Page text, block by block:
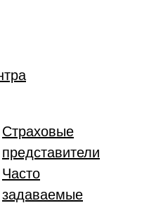
Страховые
представители
Часто
задаваемые